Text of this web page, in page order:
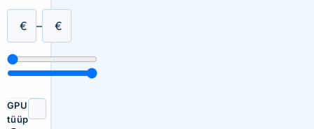
€ – €
GPU
tüüp